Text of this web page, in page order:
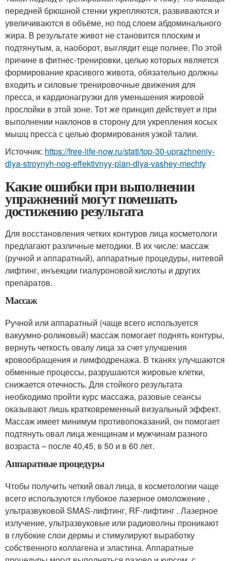
передней брюшной стенки укрепляются, развиваются и
увеличиваются в объёме, но под слоем абдоминального
жира. В результате живот не становится плоским и
подтянутым, а, наоборот, выглядит еще полнее. По этой
причине в фитнес-тренировки, целью которых является
формирование красивого живота, обязательно должны
входить и силовые тренировочные движения для
пресса, и кардионагрузки для уменьшения жировой
прослойки в этой зоне. Тот же принцип действует и при
выполнении наклонов в сторону для укрепления косых
мышц пресса с целью формирования узкой талии.
Источник: https://free-life-now.ru/stati/top-30-uprazhneniy-
dlya-stroynyh-nog-effektivnyy-plan-dlya-vashey-mechty
Какие ошибки при выполнении
упражнений могут помешать
достижению результата
Для восстановления четких контуров лица косметологи
предлагают различные методики. В их числе: массаж
(ручной и аппаратный), аппаратные процедуры, нитевой
лифтинг, инъекции гиалуроновой кислоты и других
препаратов.
Массаж
Ручной или аппаратный (чаще всего используется
вакуумно-роликовый) массаж помогает поднять контуры,
вернуть четкость овалу лица за счет улучшения
кровообращения и лимфодренажа. В тканях улучшаются
обменные процессы, разрушаются жировые клетки,
снижается отечность. Для стойкого результата
необходимо пройти курс массажа, разовые сеансы
оказывают лишь кратковременный визуальный эффект.
Массаж имеет минимум противопоказаний, он помогает
подтянуть овал лица женщинам и мужчинам разного
возраста – после 40,45, в 50 и в 60 лет.
Аппаратные процедуры
Чтобы получить четкий овал лица, в косметологии чаще
всего используются глубокое лазерное омоложение ,
ультразвуковой SMAS-лифтинг, RF-лифтинг . Лазерное
излучение, ультразвуковые или радиоволны проникают
в глубокие слои дермы и стимулируют выработку
собственного коллагена и эластина. Аппаратные